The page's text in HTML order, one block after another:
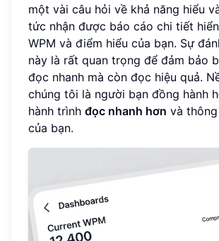
một vài câu hỏi về khả năng hiểu
tức nhận được báo cáo chi tiết
WPM và điểm hiểu của bạn. Sự
này là rất quan trọng để đảm bảo
đọc nhanh mà còn đọc hiệu quả.
chúng tôi là người bạn đồng hành
hành trình đọc nhanh hơn và
của bạn.